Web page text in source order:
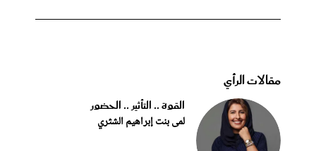
مقالات الرأي
القوة .. التأثير .. الحضور
لمى بنت إبراهيم الشثري